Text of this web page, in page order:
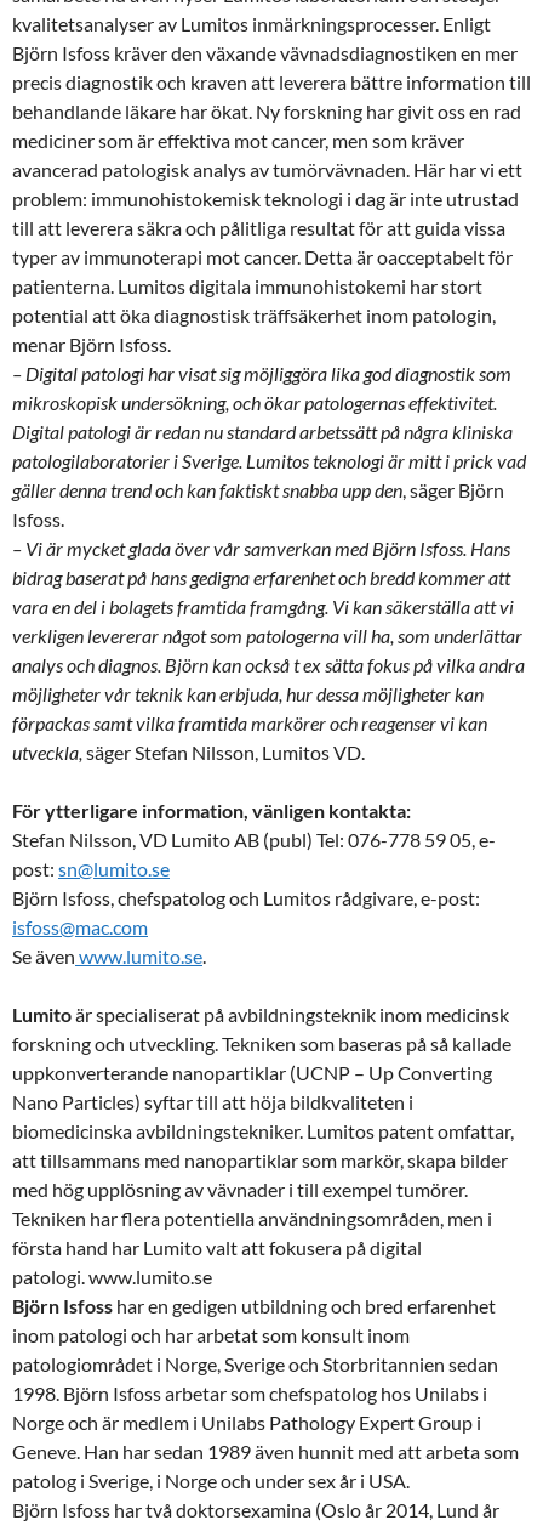
kvalitetsanalyser av Lumitos inmärkningsprocesser. Enligt
Björn Isfoss kräver den växande vävnadsdiagnostiken en mer
precis diagnostik och kraven att leverera bättre information till
behandlande läkare har ökat. Ny forskning har givit oss en rad
mediciner som är effektiva mot cancer, men som kräver
avancerad patologisk analys av tumörvävnaden. Här har vi ett
problem: immunohistokemisk teknologi i dag är inte utrustad
till att leverera säkra och pålitliga resultat för att guida vissa
typer av immunoterapi mot cancer. Detta är oacceptabelt för
patienterna. Lumitos digitala immunohistokemi har stort
potential att öka diagnostisk träffsäkerhet inom patologin,
menar Björn Isfoss.
– Digital patologi har visat sig möjliggöra lika god diagnostik som
mikroskopisk undersökning, och ökar patologernas effektivitet.
Digital patologi är redan nu standard arbetssätt på några kliniska
patologilaboratorier i Sverige. Lumitos teknologi är mitt i prick vad
gäller denna trend och kan faktiskt snabba upp den,säger Björn
Isfoss.
– Vi är mycket glada över vår samverkan med Björn Isfoss. Hans
bidrag baserat på hans gedigna erfarenhet och bredd kommer att
vara en del i bolagets framtida framgång. Vi kan säkerställa att vi
verkligen levererar något som patologerna vill ha, som underlättar
analys och diagnos. Björn kan också t ex sätta fokus på vilka andra
möjligheter vår teknik kan erbjuda, hur dessa möjligheter kan
förpackas samt vilka framtida markörer och reagenser vi kan
utveckla,säger Stefan Nilsson, Lumitos VD.
För ytterligare information, vänligen kontakta:
Stefan Nilsson, VD Lumito AB (publ) Tel: 076-778 59 05, e-
post: sn@lumito.se
Björn Isfoss, chefspatolog och Lumitos rådgivare, e-post:
isfoss@mac.com
Se även www.lumito.se.
Lumitoär specialiserat på avbildningsteknik inom medicinsk
forskning och utveckling. Tekniken som baseras på så kallade
uppkonverterande nanopartiklar (UCNP – Up Converting
Nano Particles) syftar till att höja bildkvaliteten i
biomedicinska avbildningstekniker. Lumitos patent omfattar,
att tillsammans med nanopartiklar som markör, skapa bilder
med hög upplösning av vävnader i till exempel tumörer.
Tekniken har flera potentiella användningsområden, men i
första hand har Lumito valt att fokusera på digital
patologi. www.lumito.se
Björn Isfoss har en gedigen utbildning och bred erfarenhet
inom patologi och har arbetat som konsult inom
patologiområdet i Norge, Sverige och Storbritannien sedan
1998. Björn Isfoss arbetar som chefspatolog hos Unilabs i
Norge och är medlem i Unilabs Pathology Expert Group i
Geneve. Han har sedan 1989 även hunnit med att arbeta som
patolog i Sverige, i Norge och under sex år i USA.
Björn Isfoss har två doktorsexamina (Oslo år 2014, Lund år